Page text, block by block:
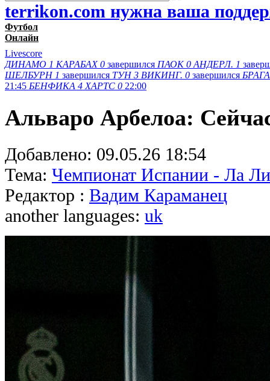
terrikon.com нужна ваша
Футбол
Онлайн
Livescore
ДИНАМО 1 КАРАБАХ 0 завершился ПАОК 0 АНДЕРЛ. 1
ШЕЛБУРН 1 завершился ТУН 3 ВИКИНГ. 0 завершился БРАГА
21:45 БЕНФИКА 4 ХАРТС 0 22:00
Альваро Арбелоа:
Добавлено: 09.05.26 18:54
Тема: Чемпионат Испании - Ла
Редактор : Вадим Караманец
another languages: uk